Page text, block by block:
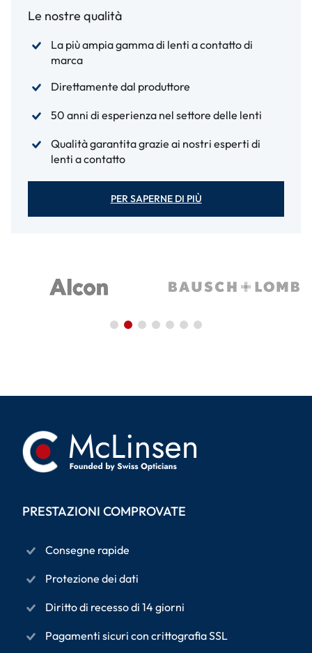
Le nostre qualità
La più ampia gamma di lenti a contatto di
marca
Direttamente dal produttore
50 anni di esperienza nel settore delle lenti
Qualità garantita grazie ai nostri esperti di
lenti a contatto
PER SAPERNE DI PIÙ
PRESTAZIONI COMPROVATE
Consegne rapide
Protezione dei dati
Diritto di recesso di 14 giorni
Pagamenti sicuri con crittografia SSL